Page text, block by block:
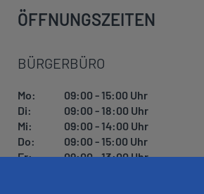
ÖFFNUNGSZEITEN
BÜRGERBÜRO
Mo:
09:00 - 15:00 Uhr
Di:
09:00 - 18:00 Uhr
Mi:
09:00 - 14:00 Uhr
Do:
09:00 - 15:00 Uhr
Fr:
09:00 - 13:00 Uhr